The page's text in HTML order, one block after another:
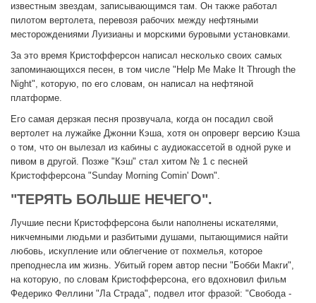
известным звездам, записывающимся там. Он также работал
пилотом вертолета, перевозя рабочих между нефтяными
месторождениями Луизианы и морскими буровыми установками.
За это время Кристофферсон написал несколько своих самых
запоминающихся песен, в том числе "Help Me Make It Through the
Night", которую, по его словам, он написал на нефтяной
платформе.
Его самая дерзкая песня прозвучала, когда он посадил свой
вертолет на лужайке Джонни Кэша, хотя он опроверг версию Кэша
о том, что он вылезал из кабины с аудиокассетой в одной руке и
пивом в другой. Позже "Кэш" стал хитом № 1 с песней
Кристофферсона "Sunday Morning Comin' Down".
"ТЕРЯТЬ БОЛЬШЕ НЕЧЕГО".
Лучшие песни Кристофферсона были наполнены искателями,
никчемными людьми и разбитыми душами, пытающимися найти
любовь, искупление или облегчение от похмелья, которое
преподнесла им жизнь. Убитый горем автор песни "Бобби Макги",
на которую, по словам Кристофферсона, его вдохновил фильм
Федерико Феллини "Ла Страда", подвел итог фразой: "Свобода -